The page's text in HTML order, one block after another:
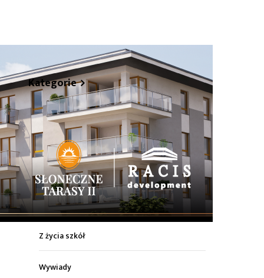
Kategorie
Z życia miasta
Sport
Kultura
Wiadomości z regionu
Z życia szkół
Wywiady